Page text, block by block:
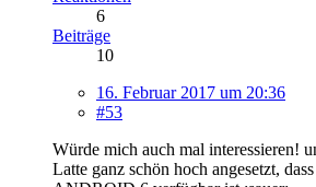
6
Beiträge
10
16. Februar 2017 um 20:36
#53
Würde mich auch mal interessieren!
Latte ganz schön hoch angesetzt,